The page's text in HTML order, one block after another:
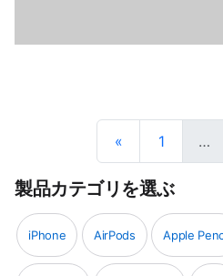
« 1 …
製品カテゴリを選ぶ
iPhone AirPods Apple